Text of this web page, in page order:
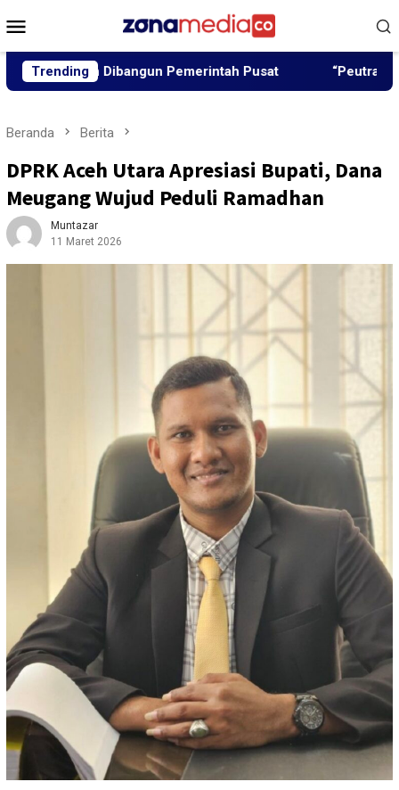
ke
Mobile
Trending
Dibangun Pemerintah Pusat “Peutrang Mata”,
Beranda Berita
DPRK Aceh Utara Apresiasi Bupati, Dana
Meugang Wujud Peduli Ramadhan
Muntazar
11 Maret 2026